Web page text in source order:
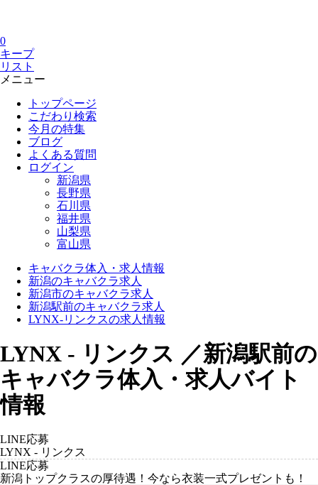
0
キープ
リスト
メニュー
トップページ
こだわり検索
今月の特集
ブログ
よくある質問
ログイン
新潟県
長野県
石川県
福井県
山梨県
富山県
キャバクラ体入・求人情報
新潟のキャバクラ求人
新潟市のキャバクラ求人
新潟駅前のキャバクラ求人
LYNX-リンクスの求人情報
LYNX - リンクス ／新潟駅前の
キャバクラ体入・求人バイト
情報
LINE応募
LYNX - リンクス
LINE応募
新潟トップクラスの厚待遇！今なら衣装一式プレゼントも！